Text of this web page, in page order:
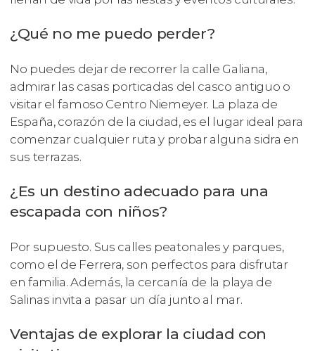
¿Qué no me puedo perder?
No puedes dejar de recorrer la calle Galiana,
admirar las casas porticadas del casco antiguo o
visitar el famoso Centro Niemeyer. La plaza de
España, corazón de la ciudad, es el lugar ideal para
comenzar cualquier ruta y probar alguna sidra en
sus terrazas.
¿Es un destino adecuado para una
escapada con niños?
Por supuesto. Sus calles peatonales y parques,
como el de Ferrera, son perfectos para disfrutar
en familia. Además, la cercanía de la playa de
Salinas invita a pasar un día junto al mar.
Ventajas de explorar la ciudad con